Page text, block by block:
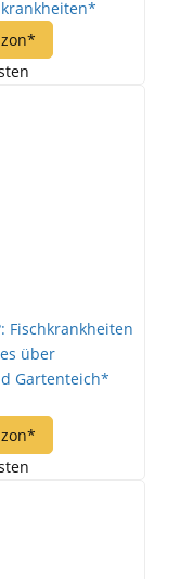
Fischkrankheiten
über
Gartenteich*